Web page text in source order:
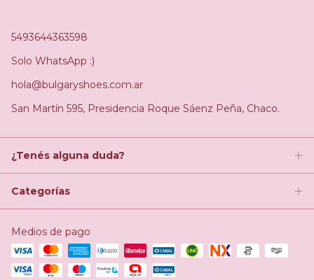
5493644363598
Solo WhatsApp :)
hola@bulgaryshoes.com.ar
San Martín 595, Presidencia Roque Sáenz Peña, Chaco.
¿Tenés alguna duda?
Categorías
Medios de pago